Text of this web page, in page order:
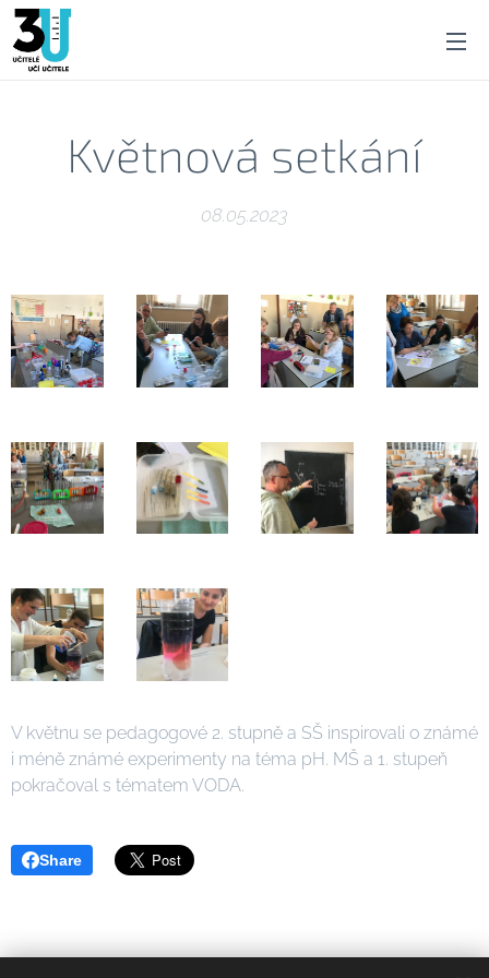
Květnová setkání
08.05.2023
V květnu se pedagogové 2. stupně a SŠ inspirovali o známé
i méně známé experimenty na téma pH. MŠ a 1. stupeň
pokračoval s tématem VODA.
Share